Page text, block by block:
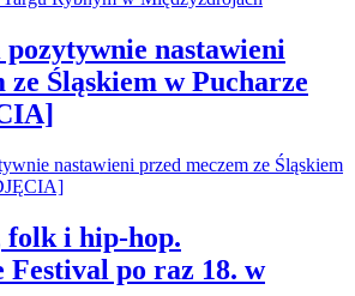
nastawieni
ze Śląskiem w Pucharze
folk i hip-hop.
Festival po raz 18. w